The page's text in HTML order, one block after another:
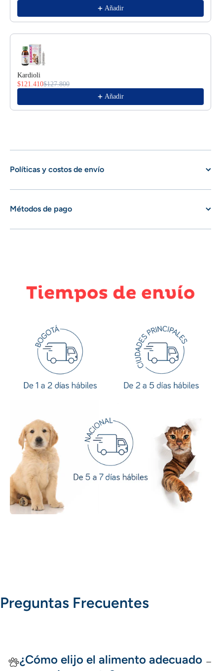
Añadir
Kardioli
$121.410$127.800
Añadir
Políticas y costos de envío
Métodos de pago
Preguntas Frecuentes
¿Cómo elijo el alimento adecuado